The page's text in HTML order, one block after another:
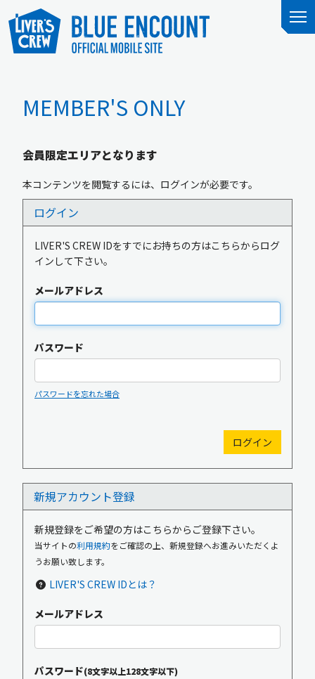
MEMBER'S ONLY
会員限定エリアとなります
本コンテンツを閲覧するには、ログインが必要です。
ログイン
LIVER'S CREW IDをすでにお持ちの方はこちらからログ
インして下さい。
メールアドレス
パスワード
パスワードを忘れた場合
新規アカウント登録
新規登録をご希望の方はこちらからご登録下さい。
当サイトの利用規約をご確認の上、新規登録へお進みいただくよ
うお願い致します。
LIVER'S CREW IDとは？
メールアドレス
パスワード(8文字以上128文字以下)